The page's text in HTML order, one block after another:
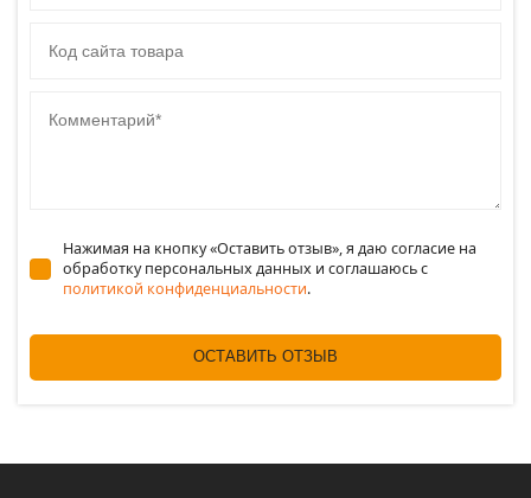
Нажимая на кнопку «Оставить отзыв», я даю согласие на
обработку персональных данных и соглашаюсь c
политикой конфиденциальности.
ОСТАВИТЬ ОТЗЫВ